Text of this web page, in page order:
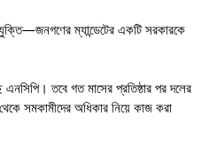
যুক্তি—জনগণের ম্যান্ডেটের একটি সরকারকে
তবে গত মাসের প্রতিষ্ঠার পর দলের
সমকামীদের অধিকার নিয়ে কাজ করা